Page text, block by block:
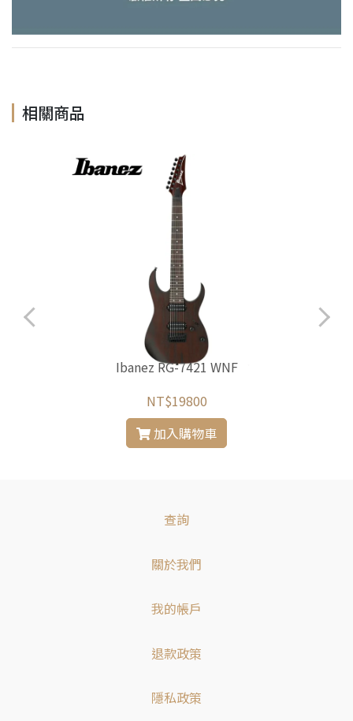
相關商品
Ibanez RG-7421 WNF
NT$19800
加入購物車
查詢
關於我們
我的帳戶
退款政策
隱私政策